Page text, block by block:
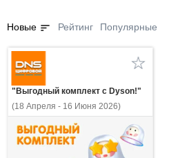
Новые sort Рейтинг Популярные
"Выгодный комплект с Dyson!"
(18 Апреля - 16 Июня 2026)